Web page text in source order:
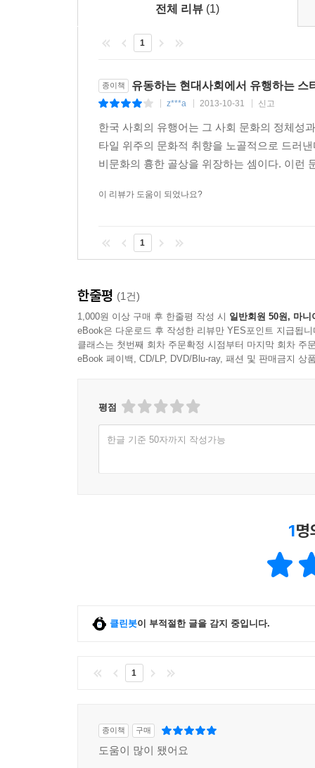
문화의 역할은 이제 시장으로 넘어갔다
“‘문화’라는 개념의 최초 목적은 현재 지배적인
선교 임무와도 같으며, 그럼으로써 사회를 개선
의미했다.”
바우만은 문화를 ‘계몽’ 또는 ‘민중’을 기르는 것
국민의 한 사람이 되게 하는 것이 그 목표였다고
낳는 것이었다. 문화는 그 자체로 표어이자 행
그리고 이 ‘문화’ 개념은 계몽운동 때 태어나 여러
말했다.
텔레비전의 유행하는 프로그램을 동시에 즐긴
군중들에게 좀 덜 까다롭게 선택하고, 좀 더 많
“오늘날의 문화는 규범적인 통제가 아니라 미끼
생산하고 씨 뿌리고 싹 틔움으로써 유혹하고 매혹
민중을 돌보지 않는다. 이와 더불어 문화를 대
이야기하며 경건하거나 존경스러운 어조로 말
목소리에는 열정도 활기도 사라지고 없다. 예
참신한 제품들처럼 곧 쓸모없어질 최신 홍보
순간적인 충동을 불러일으키도록 계산되어 있
동료의 존경을 얻고 우월감을 만끽할 수 있다.”
예전에는 국민이자 보살펴야 할 대상이었으나
“자본주의 시대 ‘유동하는 현대’의 피터 드러커,
이런 불확실성의 사회에서 지식인 계급들은 다문
차이를 인정하는 다문화주의가 대안이라고. 그러
전체 리뷰 (1)
1
종이책 유동하는 현대사회에서 유행하는 스
z***a 2013-10-31 신고
한국 사회의 유행어는 그 사회 문화의 정체성
타일 위주의 문화적 취향을 노골적으로 드러
비문화의 흉한 골상을 위장하는 셈이다. 이런
이 리뷰가 도움이 되었나요?
1
한줄평 (1건)
1,000원 이상 구매 후 한줄평 작성 시 일반회원 50원, 마니
eBook은 다운로드 후 작성한 리뷰만 YES포인트 지급됩니
클래스는 첫번째 회차 주문확정 시점부터 마지막 회차 주
eBook 페이백, CD/LP, DVD/Blu-ray, 패션 및 판매금지 상
평점
한글 기준 50자까지 작성가능
1명
클린봇이 부적절한 글을 감지 중입니다.
1
종이책 구매
도움이 많이 됐어요